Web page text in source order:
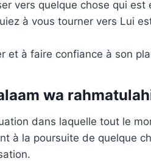
vers quelque chose qui
à vous tourner vers Lui
et à faire confiance à son
wa
dans laquelle tout le
à la poursuite de quelque